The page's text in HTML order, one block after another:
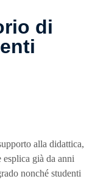
di
alla didattica,
esplica già da anni
nonché studenti